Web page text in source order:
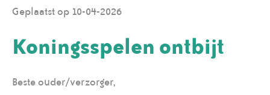
Geplaatst op 10-04-2026
Koningsspelen ontbijt
Beste ouder/verzorger,